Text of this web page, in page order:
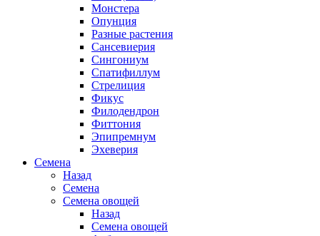
Монстера
Опунция
Разные растения
Сансевиерия
Сингониум
Спатифиллум
Стрелиция
Фикус
Филодендрон
Фиттония
Эпипремнум
Эхеверия
Семена
Назад
Семена
Семена овощей
Назад
Семена овощей